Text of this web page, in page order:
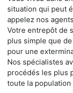
situation qui peut
appelez nos
Votre entrepôt de
plus simple que
pour une
Nos spécialistes
procédés les plus
toute la